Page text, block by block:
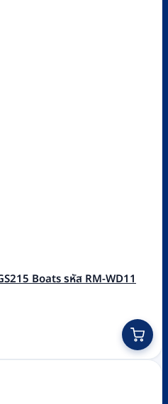
Boats รหัส RM-WD11